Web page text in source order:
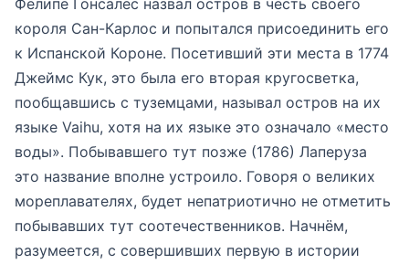
короля Сан-Карлос и попытался присоединить его
к Испанской Короне. Посетивший эти места в 1774
Джеймс Кук, это была его вторая кругосветка,
пообщавшись с туземцами, называл остров на их
языке Vaihu, хотя на их языке это означало «место
воды». Побывавшего тут позже (1786) Лаперуза
это название вполне устроило. Говоря о великих
мореплавателях, будет непатриотично не отметить
побывавших тут соотечественников. Начнём,
разумеется, с совершивших первую в истории